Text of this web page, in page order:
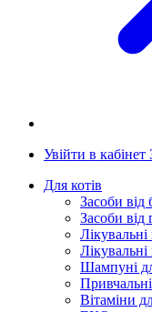
Увійти в кабінет
Для котів
Засоби від
Засоби від
Шампуні
Привчальні
Вітаміни